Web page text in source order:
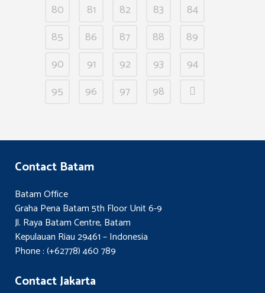
80
81 82 83
84
85
86 87 88
89
90
91 92 93
94
95
96 97 98
Contact Batam
Batam Office
Graha Pena Batam 5th Floor Unit 6-9
Jl. Raya Batam Centre, Batam
Kepulauan Riau 29461 – Indonesia
Phone : (+62778) 460 789
Contact Jakarta